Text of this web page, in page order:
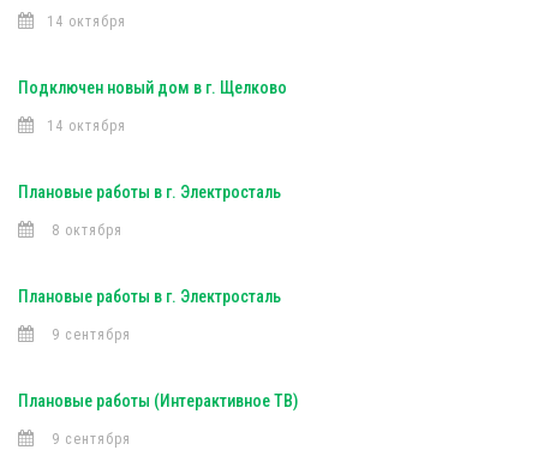
14 октября
Подключен новый дом в г. Щелково
14 октября
Плановые работы в г. Электросталь
8 октября
Плановые работы в г. Электросталь
9 сентября
Плановые работы (Интерактивное ТВ)
9 сентября